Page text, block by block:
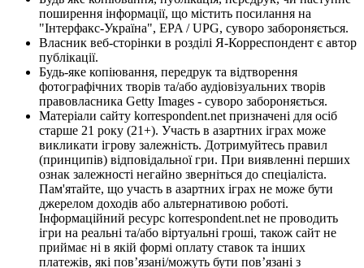
поширення інформації, що містить посилання на
"Інтерфакс-Україна", EPA / UPG, суворо забороняється.
Власник веб-сторінки в розділі Я-Корреспондент є автор
публікації.
Будь-яке копіювання, передрук та відтворення
фотографічних творів та/або аудіовізуальних творів
правовласника Getty Images - суворо забороняється.
Матеріали сайту korrespondent.net призначені для осіб
старше 21 року (21+). Участь в азартних іграх може
викликати ігрову залежність. Дотримуйтесь правил
(принципів) відповідальної гри. При виявленні перших
ознак залежності негайно зверніться до спеціаліста.
Пам'ятайте, що участь в азартних іграх не може бути
джерелом доходів або альтернативою роботі.
Інформаційний ресурс korrespondent.net не проводить
ігри на реальні та/або віртуальні гроші, також сайт не
приймає ні в якій формі оплату ставок та інших
платежів, які пов’язані/можуть бути пов’язані з